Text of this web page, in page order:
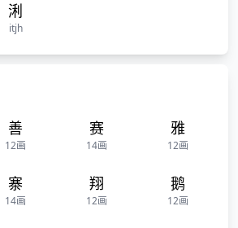
浰
itjh
善
12画
赛
14画
雅
12画
寨
14画
翔
12画
鹅
12画